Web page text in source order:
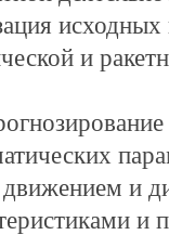
и
и
и